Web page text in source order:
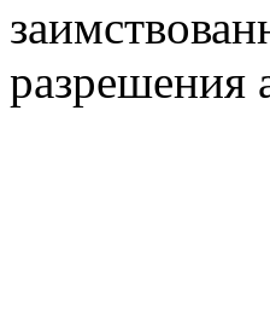
разрешения